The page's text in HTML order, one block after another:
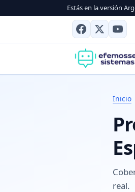
Estás en la versión
Inicio
real.